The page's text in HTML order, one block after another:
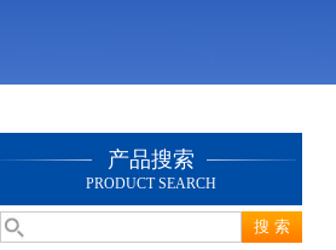
产品搜索
PRODUCT SEARCH